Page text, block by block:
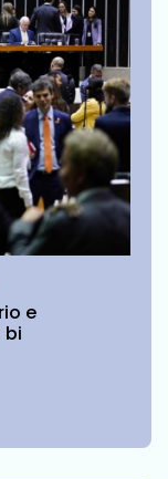
e
bi